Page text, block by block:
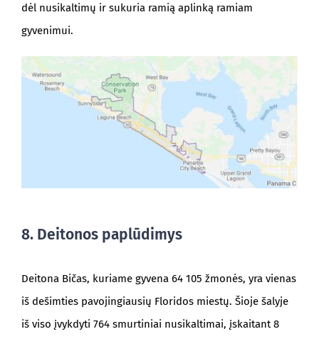
dėl nusikaltimų ir sukuria ramią aplinką ramiam
gyvenimui.
8. Deitonos paplūdimys
Deitona Bičas, kuriame gyvena 64 105 žmonės, yra vienas
iš dešimties pavojingiausių Floridos miestų. Šioje šalyje
iš viso įvykdyti 764 smurtiniai nusikaltimai, įskaitant 8